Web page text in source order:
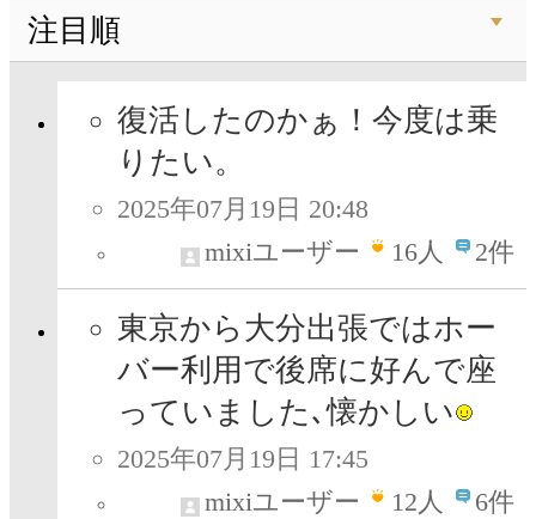
注目順
復活したのかぁ！今度は乗
りたい。
2025年07月19日 20:48
mixiユーザー
16人 2件
東京から大分出張ではホー
バー利用で後席に好んで座
っていました､懐かしい
2025年07月19日 17:45
mixiユーザー
12人 6件